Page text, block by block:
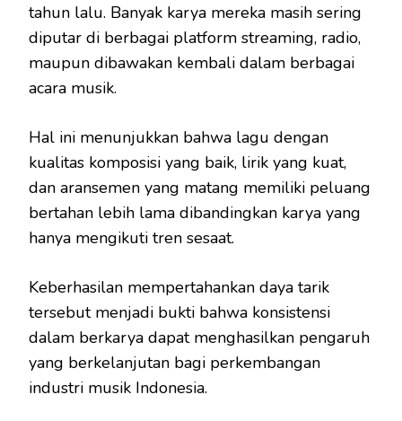
tahun lalu. Banyak karya mereka masih sering
diputar di berbagai platform streaming, radio,
maupun dibawakan kembali dalam berbagai
acara musik.
Hal ini menunjukkan bahwa lagu dengan
kualitas komposisi yang baik, lirik yang kuat,
dan aransemen yang matang memiliki peluang
bertahan lebih lama dibandingkan karya yang
hanya mengikuti tren sesaat.
Keberhasilan mempertahankan daya tarik
tersebut menjadi bukti bahwa konsistensi
dalam berkarya dapat menghasilkan pengaruh
yang berkelanjutan bagi perkembangan
industri musik Indonesia.